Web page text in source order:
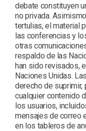
debate constituyen
no privada.
tertulias, el material
las conferencias y
otras
respaldo de las
han sido revisados,
Naciones Unidas.
derecho de suprimir,
cualquier contenido
los usuarios,
mensajes de correo
en los tableros de